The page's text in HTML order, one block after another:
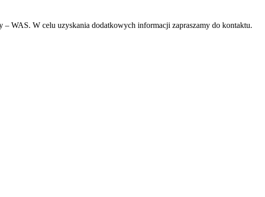
WAS. W celu uzyskania dodatkowych informacji zapraszamy do kontaktu.